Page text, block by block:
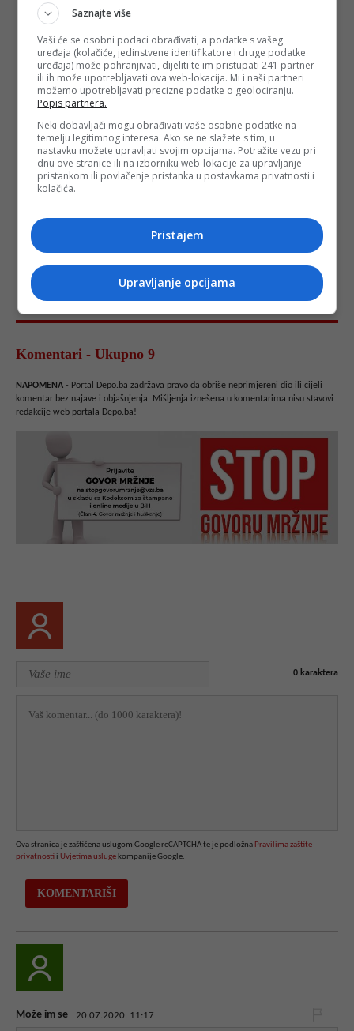
Komentari - Ukupno 9
NAPOMENA - Portal Depo.ba zadržava pravo da obriše neprimjereni dio ili cijeli
komentar bez najave i objašnjenja. Mišljenja iznešena u komentarima nisu stavovi
redakcije web portala Depo.ba!
0 karaktera
Ova stranica je zaštićena uslugom Google reCAPTCHA te je podložna Pravilima zaštite
privatnosti i Uvjetima usluge kompanije Google.
Može im se 20.07.2020. 11:17
Saznajte više
Vaši će se osobni podaci obrađivati, a podatke s vašeg
uređaja (kolačiće, jedinstvene identifikatore i druge podatke
uređaja) može pohranjivati, dijeliti te im pristupati 241 partner
ili ih može upotrebljavati ova web-lokacija. Mi i naši partneri
možemo upotrebljavati precizne podatke o geolociranju.
Popis partnera.
Neki dobavljači mogu obrađivati vaše osobne podatke na
temelju legitimnog interesa. Ako se ne slažete s tim, u
nastavku možete upravljati svojim opcijama. Potražite vezu pri
dnu ove stranice ili na izborniku web-lokacije za upravljanje
pristankom ili povlačenje pristanka u postavkama privatnosti i
kolačića.
Pristajem
Upravljanje opcijama